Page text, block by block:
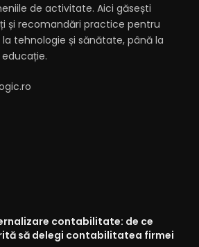
de activitate. Aici găsești
și recomandări practice pentru
tehnologie și sănătate, până la
contabilitate: de ce
să delegi contabilitatea firmei